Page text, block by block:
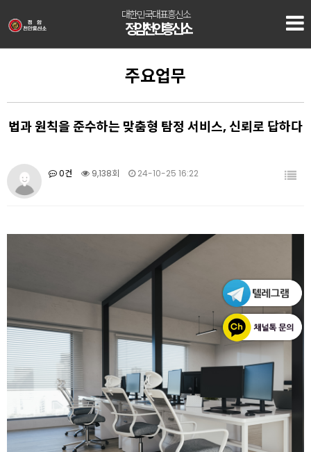
대한민국대표흥신소
정암 천안흥신소
주요업무
법과 원칙을 준수하는 맞춤형 탐정 서비스, 신뢰로 답하다
0건 9,138회 24-10-25 16:22